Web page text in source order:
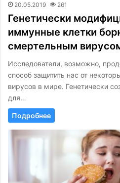
20.05.2019 261
Генетически
иммунные клетки
смертельным
Исследователи, возможно,
способ защитить нас от
вирусов в мире. Генетически
для…
Подробнее